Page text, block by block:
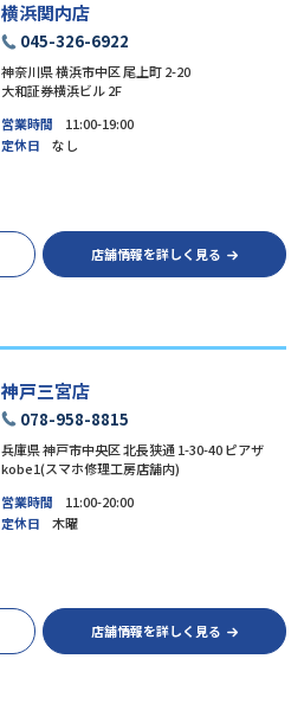
横浜関内店
045-326-6922
神奈川県 横浜市中区 尾上町 2-20
大和証券横浜ビル 2F
営業時間
11:00-19:00
定休日
なし
店舗情報を詳しく見る
神戸三宮店
078-958-8815
兵庫県 神戸市中央区 北長狭通 1-30-40 ピアザ
kobe1(スマホ修理工房店舗内)
営業時間
11:00-20:00
定休日
木曜
店舗情報を詳しく見る